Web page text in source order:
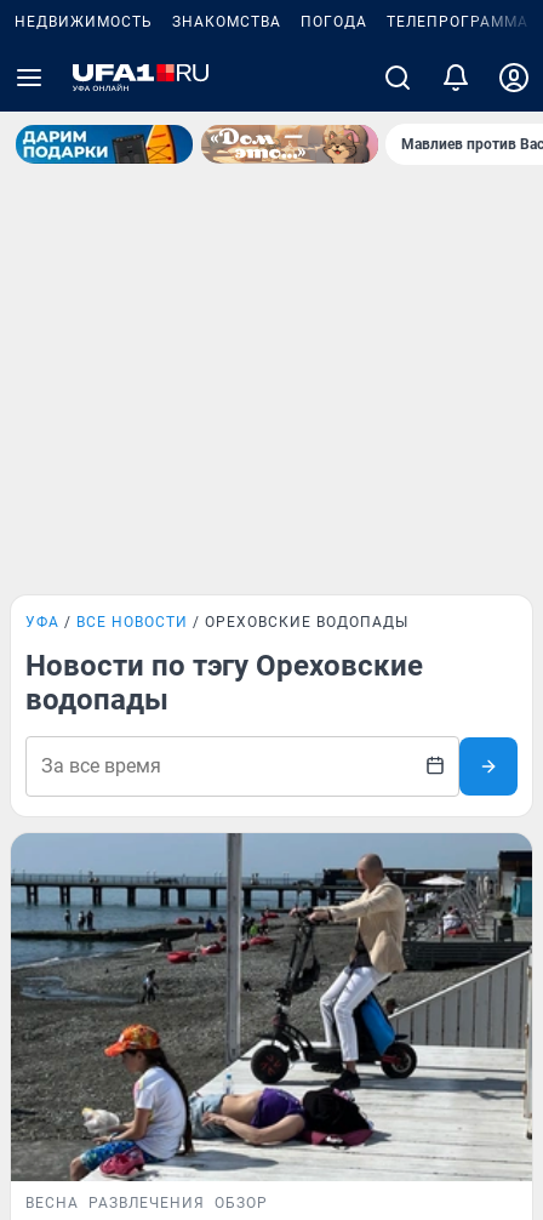
НЕДВИЖИМОСТЬ ЗНАКОМСТВА ПОГОДА ТЕЛЕПРОГРАММА
Мавлиев против
УФА ВСЕ НОВОСТИ ОРЕХОВСКИЕ ВОДОПАДЫ
Новости по тэгу Ореховские
водопады
ВЕСНА РАЗВЛЕЧЕНИЯ ОБЗОР